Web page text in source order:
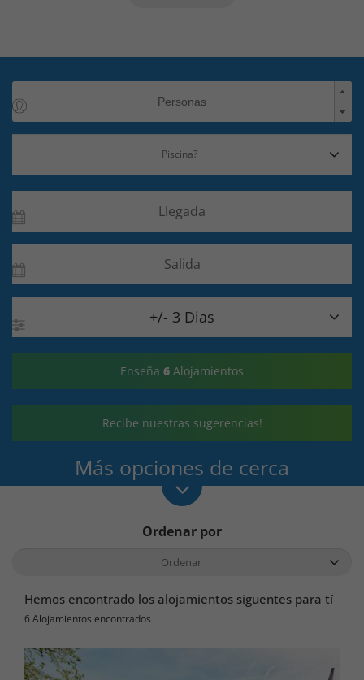
+/- 3 Dias
Enseña 6 Alojamientos
Recibe nuestras sugerencias!
Más opciones de cerca
Ordenar por
Hemos encontrado los alojamientos siguentes para tí
6 Alojamientos encontrados